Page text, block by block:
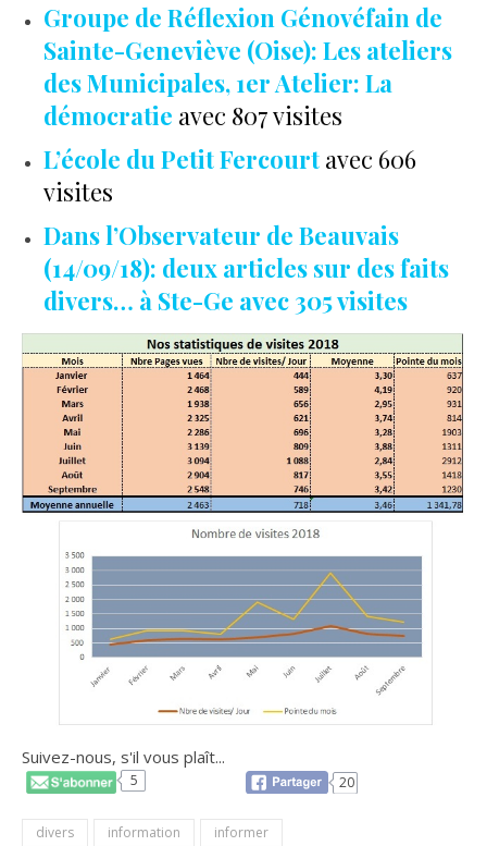
Groupe de Réflexion Génovéfain de
Sainte-Geneviève (Oise): Les ateliers
des Municipales, 1er Atelier: La
démocratie avec 807 visites
L’école du Petit Fercourt avec 606
visites
Dans l’Observateur de Beauvais
(14/09/18): deux articles sur des faits
divers… à Ste-Ge avec 305 visites
Suivez-nous, s'il vous plaît...
5 20
divers information
informer